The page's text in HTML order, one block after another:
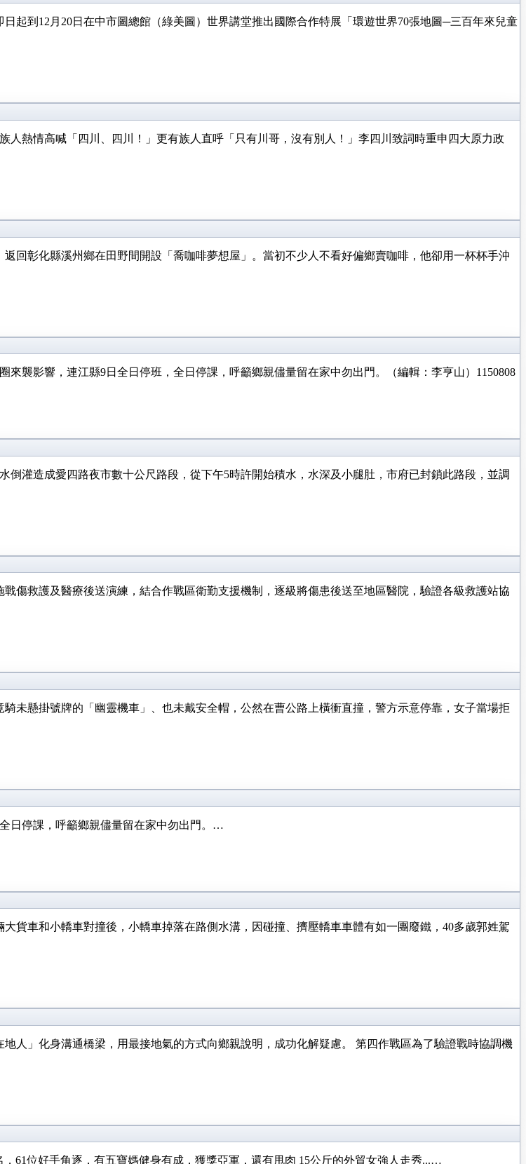
起到12月20日在中市圖總館（綠美圖）世界講堂推出國際合作特展「環遊世界70張地圖─三百年來兒童
熱情高喊「四川、四川！」更有族人直呼「只有川哥，沒有別人！」李四川致詞時重申四大原力政
回彰化縣溪州鄉在田野間開設「喬咖啡夢想屋」。當初不少人不看好偏鄉賣咖啡，他卻用一杯杯手沖
襲影響，連江縣9日全日停班，全日停課，呼籲鄉親儘量留在家中勿出門。（編輯：李亨山）1150808
倒灌造成愛四路夜市數十公尺路段，從下午5時許開始積水，水深及小腿肚，市府已封鎖此路段，並調
傷救護及醫療後送演練，結合作戰區衛勤支援機制，逐級將傷患後送至地區醫院，驗證各級救護站協
未懸掛號牌的「幽靈機車」、也未戴安全帽，公然在曹公路上橫衝直撞，警方示意停靠，女子當場拒
日停課，呼籲鄉親儘量留在家中勿出門。…
貨車和小轎車對撞後，小轎車掉落在路側水溝，因碰撞、擠壓轎車車體有如一團廢鐵，40多歲郭姓駕
人」化身溝通橋梁，用最接地氣的方式向鄉親說明，成功化解疑慮。 ​第四作戰區為了驗證戰時協調機
61位好手角逐，有五寶媽健身有成，獲獎亞軍，還有甩肉 15公斤的外貿女強人走秀...…